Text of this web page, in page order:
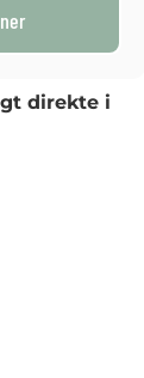
direkte i